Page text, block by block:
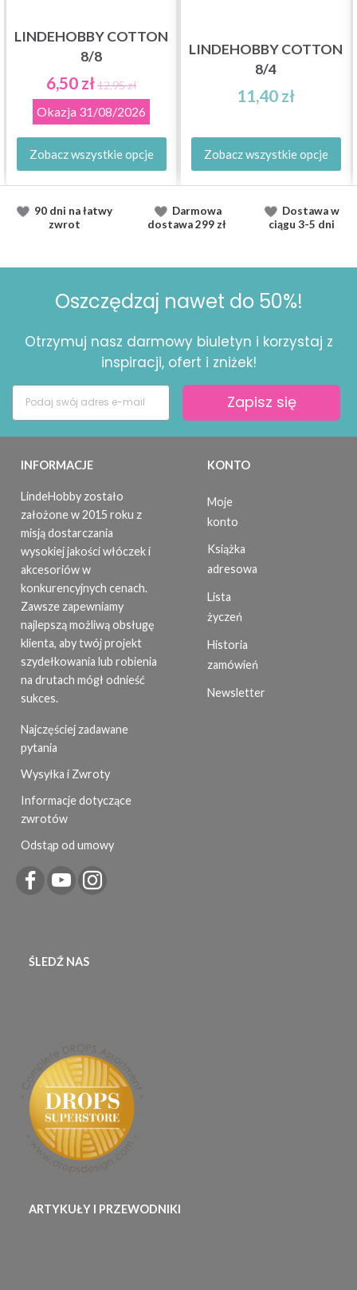
LINDEHOBBY COTTON
8/8
6,50 zł12,95 zł
Okazja 31/08/2026
Zobacz wszystkie opcje
LINDEHOBBY COTTON
8/4
11,40 zł
Zobacz wszystkie opcje
90 dni na łatwy
zwrot
Darmowa
dostawa299 zł
Dostawaw
ciągu 3-5 dni
Oszczędzaj nawet do 50%!
Otrzymuj nasz darmowy biuletyn i korzystaj z
inspiracji, ofert i zniżek!
Zapisz się
INFORMACJE
LindeHobby zostało
założone w 2015 roku z
misją dostarczania
wysokiej jakości włóczek i
akcesoriów w
konkurencyjnych cenach.
Zawsze zapewniamy
najlepszą możliwą obsługę
klienta, aby twój projekt
szydełkowania lub robienia
na drutach mógł odnieść
sukces.
Najczęściej zadawane
pytania
Wysyłka i Zwroty
Informacje dotyczące
zwrotów
Odstąp od umowy
KONTO
Moje
konto
Książka
adresowa
Lista
życzeń
Historia
zamówień
Newsletter
ŚLEDŹ NAS
ARTYKUŁY I PRZEWODNIKI